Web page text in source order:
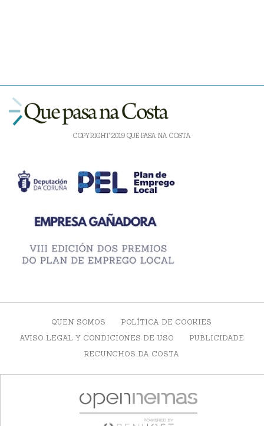
COPYRIGHT 2019 QUE PASA NA COSTA
QUEN SOMOS
POLÍTICA DE COOKIES
AVISO LEGAL Y CONDICIONES DE USO
PUBLICIDADE
RECUNCHOS DA COSTA